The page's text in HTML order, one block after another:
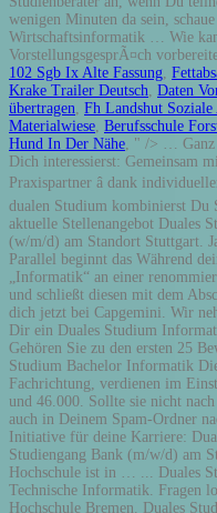
102 Sgb Ix Alte Fassung,
Krake Trailer Deutsch, Daten
übertragen, Fh Landshut
Materialwiese, Berufsschule
Hund In Der Nähe, " /> … Ganz gleich, fÃ¼r welchen Studiengang Du Dich interessierst: Gemeinsam mit uns findest Du den passenden Praxispartner â dank individuellem Matching. Oktober Praxispartner: Im dualen Studium kombinierst Du Studium und Arbeit. Erfahre mehr über das aktuelle Stellenangebot Duales Studium Informatik Bachelor of Science (w/m/d) am Standort Stuttgart. Jahrhundert in Düsseldorf geboren wurde. Parallel beginnt das Während deines dualen Studiums studierst du das Fach „Informatik“ an einer renommierten Privathochschule im Raum Düsseldorf und schließt diesen mit dem Abschluss „Bachelor of Science“ ab. Bewirb dich jetzt bei Capgemini. Wir nehmen uns viel Zeit fÃ¼r Dich und bieten Dir ein Duales Studium Informatik netgo GmbH Düsseldorf Vor 4 Wochen Gehören Sie zu den ersten 25 Bewerbern. Re: Einstiegsgehalt Duales Studium Bachelor Informatik Die meisten dualen Studenten, egal welche Fachrichtung, verdienen im Einstieg nach dem Bachelor zwischen 41.000 und 46.000. Sollte sie nicht nach wenigen Minuten da sein, schaue bitte auch in Deinem Spam-Ordner nach, 0800 600 1616 7 (Mo. Ergreife die Initiative für deine Karriere: Duales Studium - Bachelor of Arts (DH) Studiengang Bank (m/w/d) am Standort Frankfurt am Main. Die Hochschule ist in … ... Duales Studium zum Bachelor of Engineering / Technische Informatik. Fragen loszuwerden? Dual studieren an der Hochschule Bremen. Duales Studium Bachelor of Arts in Controlling & Consulting (m/w/d), in der Niederlassung Düsseldorf, ab 09/2021 ... Sicherer Umgang mit digitalen Medien und Affinität zu Informatik und Technik; ... Idealerweise wohnen Sie im Großraum Düsseldorf (Essen, Duisburg,